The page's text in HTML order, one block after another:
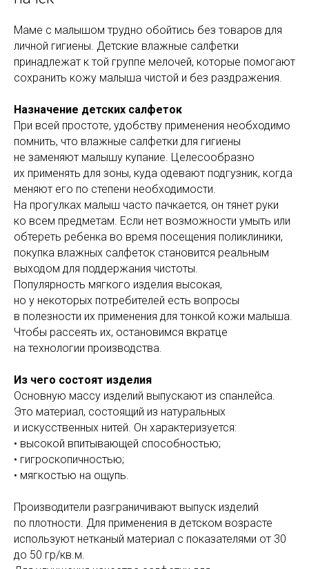
Маме с малышом трудно обойтись без товаров для
личной гигиены. Детские влажные салфетки
принадлежат к той группе мелочей, которые помогают
сохранить кожу малыша чистой и без раздражения.
Назначение детских салфеток
При всей простоте, удобству применения необходимо
помнить, что влажные салфетки для гигиены
не заменяют малышу купание. Целесообразно
их применять для зоны, куда одевают подгузник, когда
меняют его по степени необходимости.
На прогулках малыш часто пачкается, он тянет руки
ко всем предметам. Если нет возможности умыть или
обтереть ребенка во время посещения поликлиники,
покупка влажных салфеток становится реальным
выходом для поддержания чистоты.
Популярность мягкого изделия высокая,
но у некоторых потребителей есть вопросы
в полезности их применения для тонкой кожи малыша.
Чтобы рассеять их, остановимся вкратце
на технологии производства.
Из чего состоят изделия
Основную массу изделий выпускают из спанлейса.
Это материал, состоящий из натуральных
и искусственных нитей. Он характеризуется:
• высокой впитывающей способностью;
• гигроскопичностью;
• мягкостью на ощупь.
Производители разграничивают выпуск изделий
по плотности. Для применения в детском возрасте
используют нетканый материал с показателями от 30
до 50 гр/кв.м.